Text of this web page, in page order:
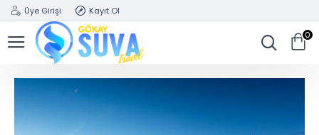
Üye Girişi Kayıt Ol
0